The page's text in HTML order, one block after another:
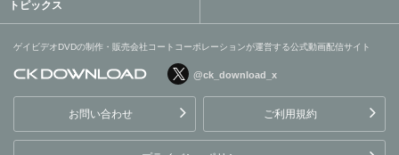
トピックス
ゲイビデオDVDの制作・販売会社コートコーポレーションが運営する公式動画配信サイト
ョンが運営する公式動画配
信サイト
@ck_download_x
お問い合わせ ご利用規約